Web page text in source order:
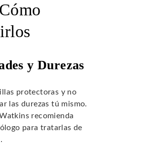
y Durezas
protectoras y no
las durezas tú mismo.
recomienda
para tratarlas de